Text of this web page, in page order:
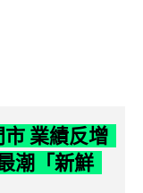
業績反增
潮「新鮮